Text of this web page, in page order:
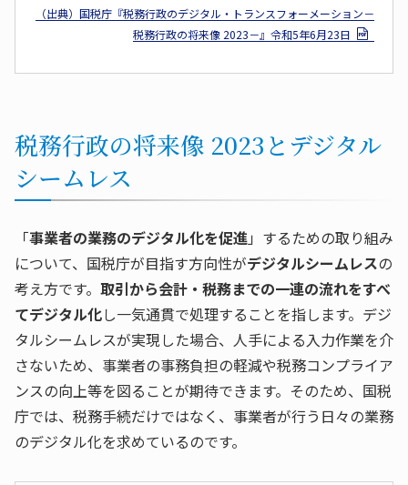
（出典）国税庁『税務行政のデジタル・トランスフォーメーション－
税務行政の将来像 2023－』令和5年6月23日
税務行政の将来像 2023とデジタル
シームレス
「事業者の業務のデジタル化を促進」するための取り組み
について、国税庁が目指す方向性がデジタルシームレスの
考え方です。 取引から会計・税務までの一連の流れをすべ
てデジタル化し一気通貫で処理することを指します。デジ
タルシームレスが実現した場合、人手による入力作業を介
さないため、事業者の事務負担の軽減や税務コンプライア
ンスの向上等を図ることが期待できます。そのため、国税
庁では、税務手続だけではなく、事業者が行う日々の業務
のデジタル化を求めているのです。